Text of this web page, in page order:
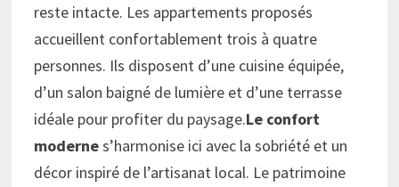
reste intacte. Les appartements proposés
accueillent confortablement trois à quatre
personnes. Ils disposent d’une cuisine équipée,
d’un salon baigné de lumière et d’une terrasse
idéale pour profiter du paysage.Le confort
modernes’harmonise ici avec la sobriété et un
décor inspiré de l’artisanat local. Le patrimoine